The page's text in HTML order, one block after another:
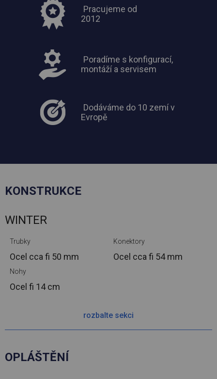
Pracujeme od
2012
Poradíme s konfigurací,
montáží a servisem
Dodáváme do 10 zemí v
Evropě
KONSTRUKCE
WINTER
Trubky
Ocel ccafi 50 mm
Konektory
Ocel ccafi 54 mm
Nohy
Ocel fi 14 cm
rozbalte sekci
OPLÁŠTĚNÍ